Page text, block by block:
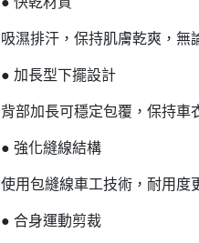
吸濕排汗，保持肌膚乾爽，無
● 加長型下擺設計
背部加長可穩定包覆，保持車
● 強化縫線結構
使用包縫線車工技術，耐用度
● 合身運動剪裁